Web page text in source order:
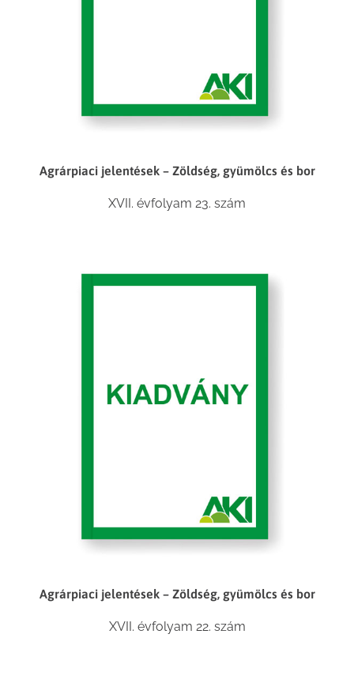
Agrárpiaci jelentések – Zöldség, gyümölcs és bor
XVII. évfolyam 23. szám
Agrárpiaci jelentések – Zöldség, gyümölcs és bor
XVII. évfolyam 22. szám